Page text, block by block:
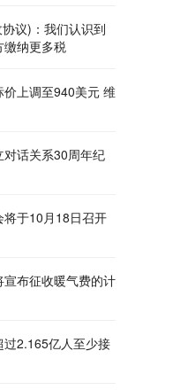
议)：我们认识到
缴纳更多税
上调至940美元 维
话关系30周年纪
将于10月18日召开
布征收暖气费的计
过2.165亿人至少接